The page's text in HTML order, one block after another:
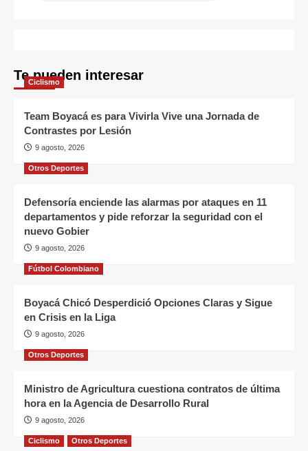
Te pueden interesar
Ciclismo
Team Boyacá es para Vivirla Vive una Jornada de
Contrastes por Lesión
9 agosto, 2026
Otros Deportes
Defensoría enciende las alarmas por ataques en 11
departamentos y pide reforzar la seguridad con el
nuevo Gobier
9 agosto, 2026
Fútbol Colombiano
Boyacá Chicó Desperdició Opciones Claras y Sigue
en Crisis en la Liga
9 agosto, 2026
Otros Deportes
Ministro de Agricultura cuestiona contratos de última
hora en la Agencia de Desarrollo Rural
9 agosto, 2026
Ciclismo Otros Deportes